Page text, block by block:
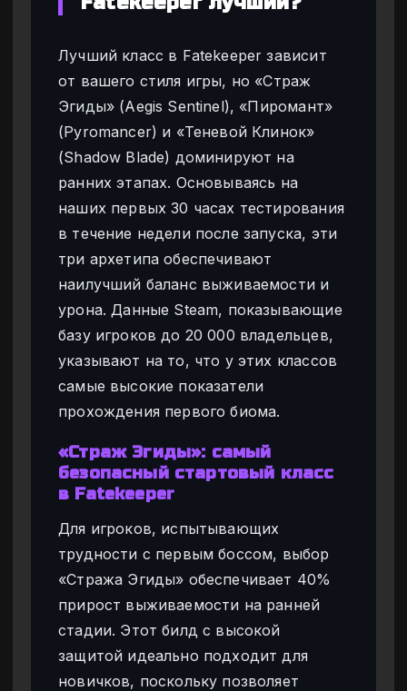
Лучший класс в Fatekeeper зависит
от вашего стиля игры, но «Страж
Эгиды» (Aegis Sentinel), «Пиромант»
(Pyromancer) и «Теневой Клинок»
(Shadow Blade) доминируют на
ранних этапах. Основываясь на
наших первых 30 часах тестирования
в течение недели после запуска, эти
три архетипа обеспечивают
наилучший баланс выживаемости и
урона. Данные Steam, показывающие
базу игроков до 20 000 владельцев,
указывают на то, что у этих классов
самые высокие показатели
прохождения первого биома.
«Страж Эгиды»: самый
безопасный стартовый класс
в Fatekeeper
Для игроков, испытывающих
трудности с первым боссом, выбор
«Стража Эгиды» обеспечивает 40%
прирост выживаемости на ранней
стадии. Этот билд с высокой
защитой идеально подходит для
новичков, поскольку позволяет